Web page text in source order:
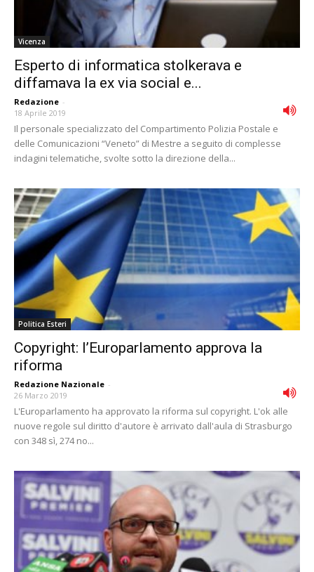
Vicenza
Esperto di informatica stolkerava e
diffamava la ex via social e...
Redazione -
18 Aprile 2019
Il personale specializzato del Compartimento Polizia Postale e
delle Comunicazioni “Veneto” di Mestre a seguito di complesse
indagini telematiche, svolte sotto la direzione della...
Politica Esteri
Copyright: l’Europarlamento approva la
riforma
Redazione Nazionale -
26 Marzo 2019
L'Europarlamento ha approvato la riforma sul copyright. L'ok alle
nuove regole sul diritto d'autore è arrivato dall'aula di Strasburgo
con 348 sì, 274 no...